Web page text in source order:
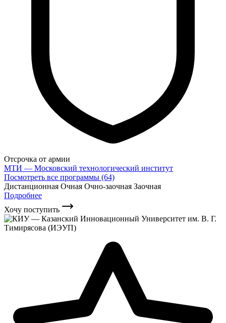
Отсрочка от армии
МТИ — Московский технологический институт
Посмотреть все программы (64)
Дистанционная Очная Очно-заочная Заочная
Подробнее
Хочу поступить